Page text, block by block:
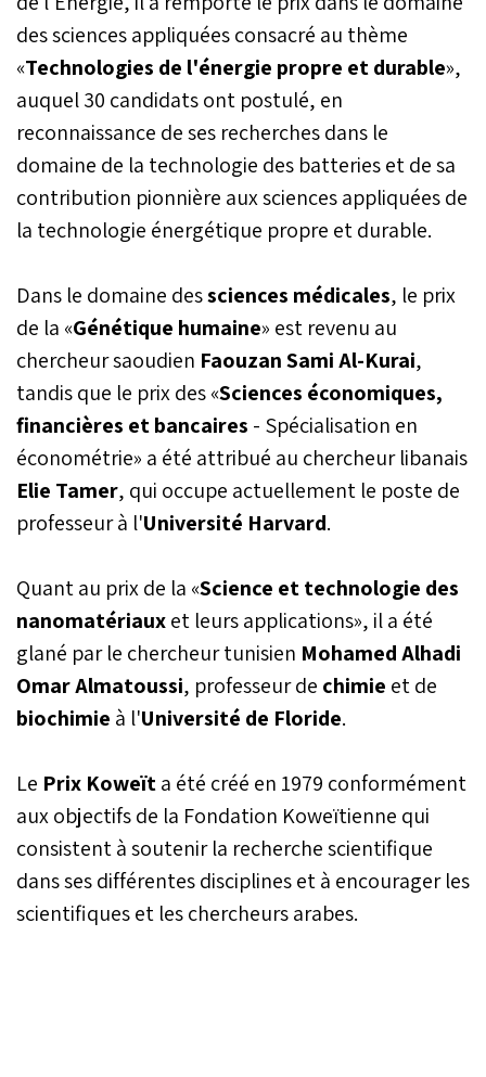
des sciences appliquées consacré au thème
«Technologies de l'énergie propre et durable»,
auquel 30 candidats ont postulé, en
reconnaissance de ses recherches dans le
domaine de la technologie des batteries et de sa
contribution pionnière aux sciences appliquées de
la technologie énergétique propre et durable.
Dans le domaine dessciences médicales, le prix
de la «Génétique humaine» est revenu au
chercheur saoudien Faouzan Sami Al-Kurai,
tandis que le prix des «Sciences économiques,
financières et bancaires - Spécialisation en
économétrie» a été attribué au chercheur libanais
Elie Tamer, qui occupe actuellement le poste de
professeur à l'Université Harvard.
Quant au prix de la «Science et technologie des
nanomatériauxet leurs applications», il a été
glané par le chercheur tunisien Mohamed Alhadi
Omar Almatoussi, professeur de chimie et de
biochimie à l'Université de Floride.
Le Prix Koweïta été créé en 1979 conformément
aux objectifs de la Fondation Koweïtienne qui
consistent à soutenir la recherche scientifique
dans ses différentes disciplines et à encourager les
scientifiques et les chercheurs arabes.